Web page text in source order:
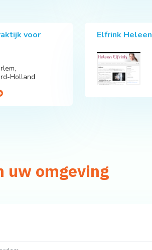
voor
Holland
Elfrink Heleen
uw omgeving